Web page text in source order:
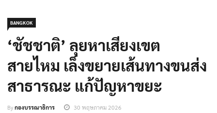
BANGKOK
‘ชัชชาติ’ ลุยหาเสียงเขต
สายไหม เล็งขยายเส้นทางขนส่ง
สาธารณะ แก้ปัญหาขยะ
Byกองบรรณาธิการ 30 พฤษภาคม 2026